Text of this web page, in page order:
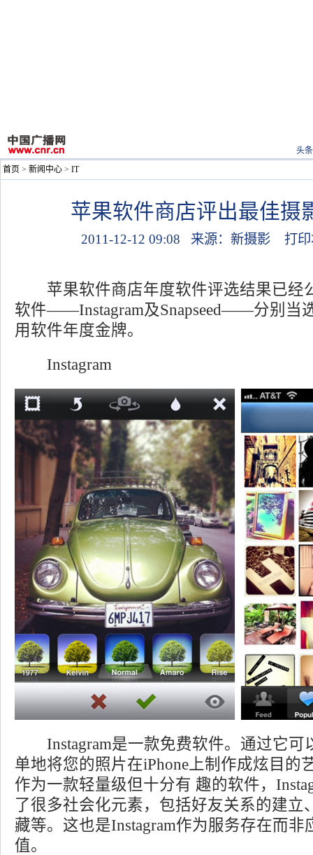
头条
首页 > 新闻中心 > IT
苹果软件商店评出最佳摄
2011-12-12 09:08 来源：新摄影 打
苹果软件商店年度软件评选结果已经
软件——Instagram及Snapseed——分别当
用软件年度金牌。
Instagram
Instagram是一款免费软件。通过它可
单地将您的照片在iPhone上制作成炫目的
作为一款轻量级但十分有 趣的软件，
了很多社会化元素，包括好友关系的建立
藏等。这也是Instagram作为服务存在而非
值。